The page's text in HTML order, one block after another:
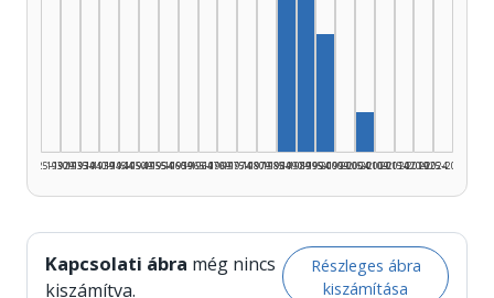
1925–1929
1930–1934
1935–1939
1940–1944
1945–1949
1950–1954
1955–1959
1960–1964
1965–1969
1970–1974
1975–1979
1980–1984
1985–1989
1990–1994
1995–1999
2000–2004
2005–2009
2010–2014
2015–2019
2020–2024
2025–2026
Kapcsolati ábra még nincs
kiszámítva.
Részleges ábra
kiszámítása